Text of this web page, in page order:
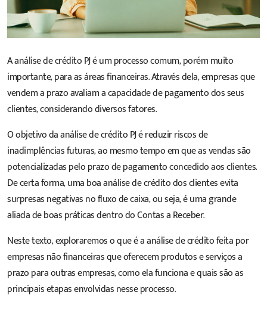
Aanálise de créditoPJ é um processo comum, porém muito
importante, para as áreas financeiras. Através dela, empresas que
vendem a prazo avaliam a capacidade de pagamento dos seus
clientes, considerando diversos fatores.
O objetivo da análise de crédito PJ é reduzir riscos de
inadimplências futuras, ao mesmo tempo em que as vendas são
potencializadas pelo prazo de pagamento concedido aos clientes.
De certa forma, uma boa análise de crédito dos clientes evita
surpresas negativas no fluxo de caixa, ou seja, é uma grande
aliada de boas práticas dentro do Contas a Receber.
Neste texto, exploraremos o que é a análise de crédito feita por
empresas não financeiras que oferecem produtos e serviços a
prazo para outras empresas, como ela funciona e quais são as
principais etapas envolvidas nesse processo.